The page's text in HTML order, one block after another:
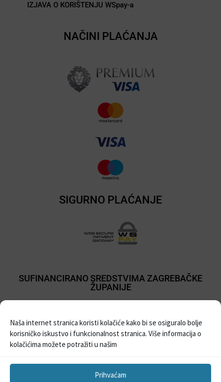
Naša internet stranica koristi kolačiće kako bi se osiguralo bolje
korisničko iskustvo i funkcionalnost stranica. Više informacija o
kolačićima možete potražiti u našim
Prihvaćam
IZJAVA O KORIŠTENJU WSpay-a
NAČINI PLAĆANJA
SIGURNO PLAĆANJE
SUFINANCIRANO SREDSTVIMA ZAGREBAČKE
ŽUPANIJE